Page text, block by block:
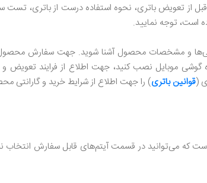
تعویض باتری، نحوه استفاده درست از باتری، تست
است، توجه نمایید.
و مشخصات محصول آشنا شوید. جهت سفارش محصول
موبایل نصب کنید، جهت اطلاع از فرایند تعویض و
(قوانین باتری) را جهت اطلاع از شرایط خرید و گارانتی
که می‌توانید در قسمت آیتم‌های قابل سفارش انتخاب